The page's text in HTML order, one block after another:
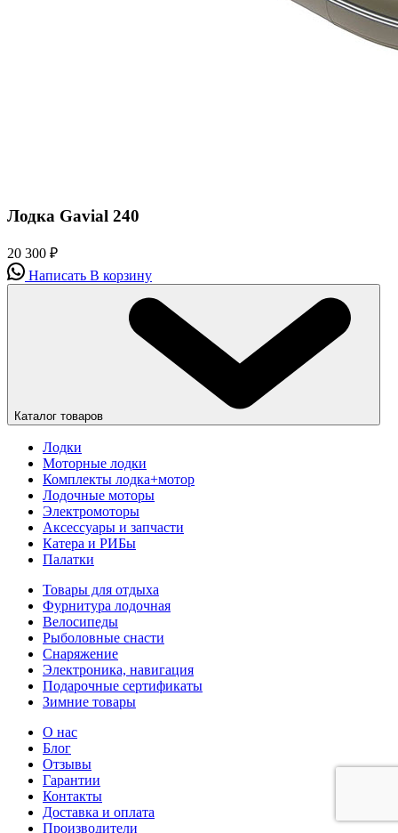
Лодка Gavial 240
20 300 ₽
Написать В корзину
Каталог товаров
Лодки
Моторные лодки
Комплекты лодка+мотор
Лодочные моторы
Электромоторы
Аксессуары и запчасти
Катера и РИБы
Палатки
Товары для отдыха
Фурнитура лодочная
Велосипеды
Рыболовные снасти
Снаряжение
Электроника, навигация
Подарочные сертификаты
Зимние товары
О нас
Блог
Отзывы
Гарантии
Контакты
Доставка и оплата
Производители